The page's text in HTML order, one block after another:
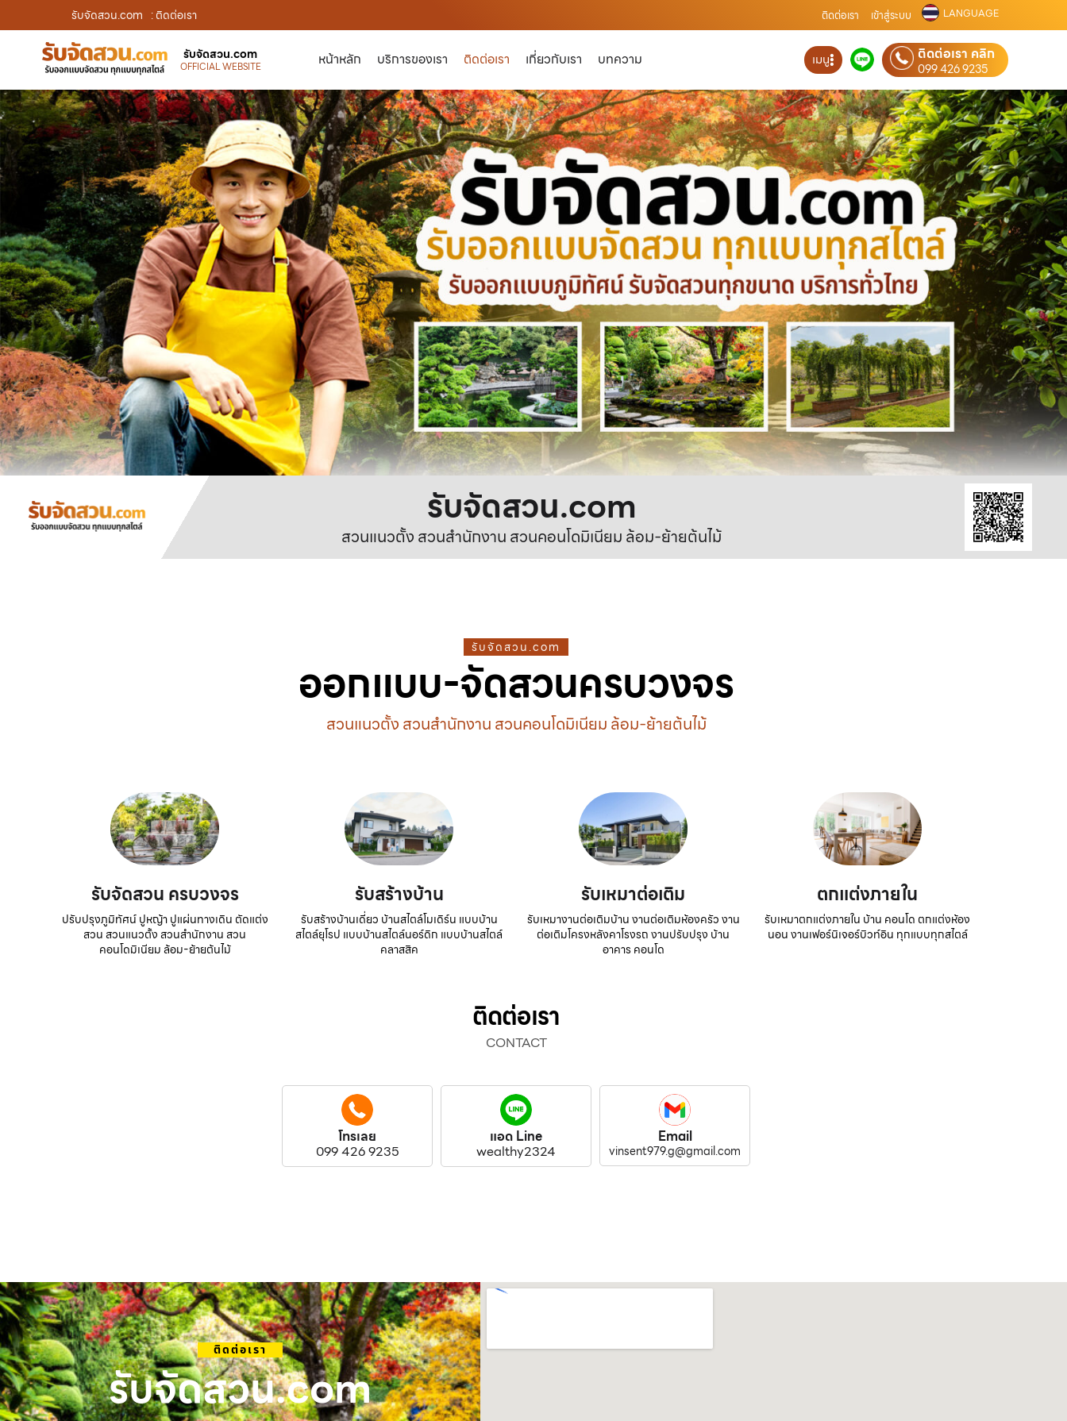
รับจัดสวน.com : ติดต่อเรา ติดต่อเรา เข้าสู่ระบบ LANGUAGE
รับจัดสวน.com
OFFICIAL WEBSITE หน้าหลัก บริการของเรา ติดต่อเรา เกี่ยวกับเรา บทความ เมนู ติดต่อเรา คลิก
099 426 9235
รับจัดสวน.com
สวนแนวตั้ง สวนสำนักงาน สวนคอนโดมิเนียม ล้อม-ย้ายต้นไม้
รับจัดสวน.com
ออกแบบ-จัดสวนครบวงจร
สวนแนวตั้ง สวนสำนักงาน สวนคอนโดมิเนียม ล้อม-ย้ายต้นไม้
รับจัดสวน ครบวงจร
ปรับปรุงภูมิทัศน์ ปูหญ้า ปูแผ่นทางเดิน ตัดแต่ง
สวน สวนแนวตั้ง สวนสำนักงาน สวน
คอนโดมิเนียม ล้อม-ย้ายต้นไม้
รับสร้างบ้าน
รับสร้างบ้านเดี่ยว บ้านสไตล์โมเดิร์น แบบบ้าน
สไตล์ยุโรป แบบบ้านสไตล์นอร์ดิก แบบบ้านสไตล์
คลาสสิค
รับเหมาต่อเติม
รับเหมางานต่อเติมบ้าน งานต่อเติมห้องครัว งาน
ต่อเติมโครงหลังคาโรงรถ งานปรับปรุง บ้าน
อาคาร คอนโด
ตกแต่งภายใน
รับเหมาตกแต่งภายใน บ้าน คอนโด ตกแต่งห้อง
นอน งานเฟอร์นิเจอร์บิวท์อิน ทุกแบบทุกสไตล์
ติดต่อเรา
CONTACT
โทรเลย
099 426 9235
แอด Line
wealthy2324
Email
vinsent979.g@gmail.com
ติดต่อเรา
รับจัดสวน.com